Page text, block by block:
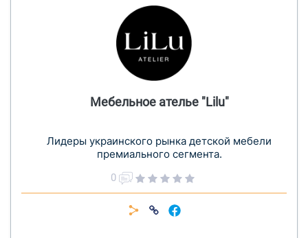
Мебельное ателье "Lilu"
Лидеры украинского рынка детской мебели
премиального сегмента.
0